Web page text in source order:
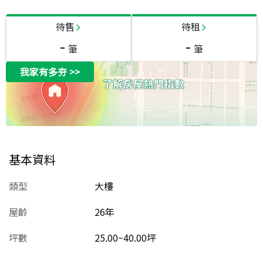
待售
- 筆
待租
- 筆
我家有多夯>>
基本資料
類型
大樓
屋齡
26年
坪數
25.00~40.00坪